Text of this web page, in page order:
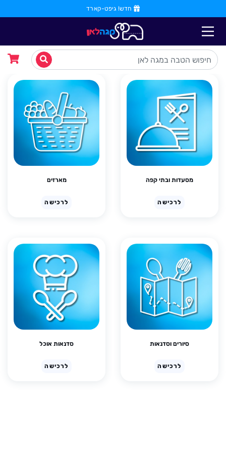
חדש! גיפט-קארד
מסעדות ובתי קפה
לרכישה
מארזים
לרכישה
סיורים וסדנאות
לרכישה
סדנאות אוכל
לרכישה